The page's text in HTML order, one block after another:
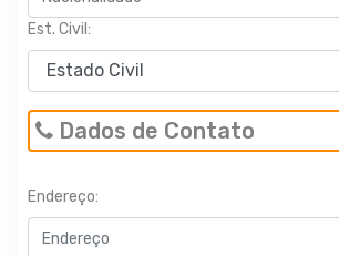
Est. Civil:
Dados de Contato
Endereço: